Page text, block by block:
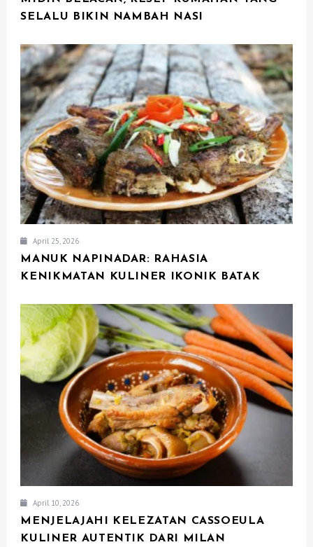
SELALU BIKIN NAMBAH NASI
April 25, 2026
MANUK NAPINADAR: RAHASIA
KENIKMATAN KULINER IKONIK BATAK
April 10, 2026
MENJELAJAHI KELEZATAN CASSOEULA
KULINER AUTENTIK DARI MILAN